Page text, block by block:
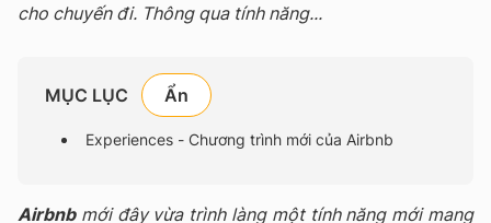
cho chuyến đi. Thông qua tính năng...
MỤC LỤC
Experiences - Chương trình mới của Airbnb
Airbnbmới đây vừa trình làng một tính năng mới mang